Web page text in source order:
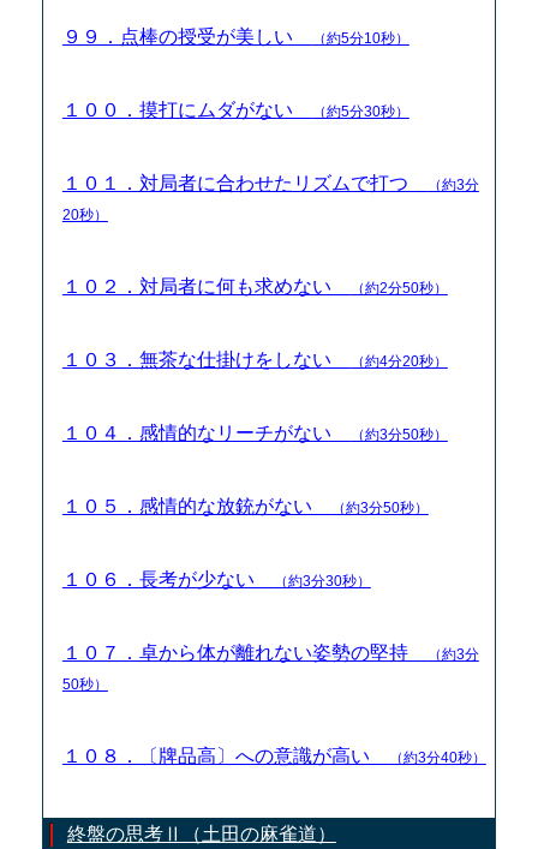
９９．点棒の授受が美しい （約5分10秒）
１００．摸打にムダがない （約5分30秒）
１０１．対局者に合わせたリズムで打つ
（約3分
20秒）
１０２．対局者に何も求めない （約2分50秒）
１０３．無茶な仕掛けをしない （約4分20秒）
１０４．感情的なリーチがない （約3分50秒）
１０５．感情的な放銃がない （約3分50秒）
１０６．長考が少ない （約3分30秒）
１０７．卓から体が離れない姿勢の堅持
（約3分
50秒）
１０８．〔牌品高〕への意識が高い （約3分40秒）
終盤の思考Ⅱ（土田の麻雀道）